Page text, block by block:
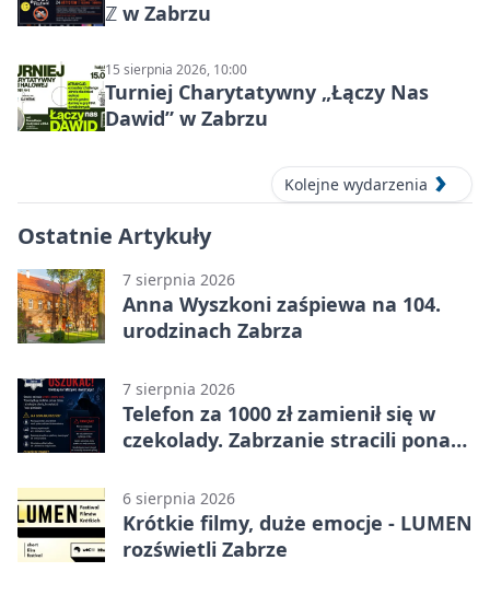
ℤ w Zabrzu
15 sierpnia 2026, 10:00
Turniej Charytatywny „Łączy Nas
Dawid” w Zabrzu
Kolejne wydarzenia
Ostatnie Artykuły
7 sierpnia 2026
Anna Wyszkoni zaśpiewa na 104.
urodzinach Zabrza
7 sierpnia 2026
Telefon za 1000 zł zamienił się w
czekolady. Zabrzanie stracili ponad
6 sierpnia 2026
Krótkie filmy, duże emocje - LUMEN
rozświetli Zabrze